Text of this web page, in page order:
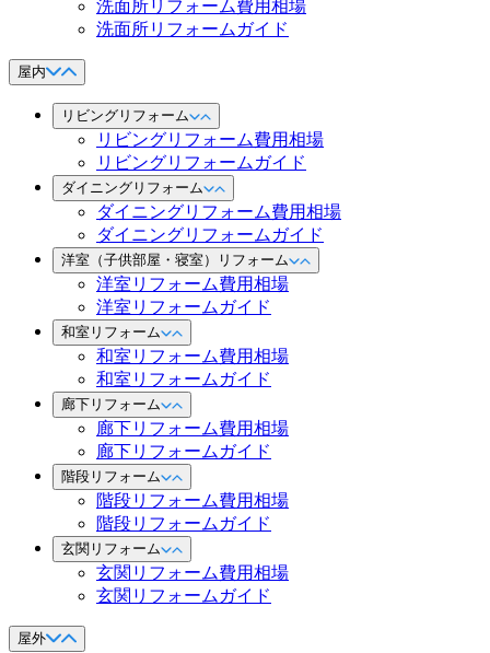
洗面所リフォーム費用相場
洗面所リフォームガイド
屋内
リビングリフォーム
リビングリフォーム費用相場
リビングリフォームガイド
ダイニングリフォーム
ダイニングリフォーム費用相場
ダイニングリフォームガイド
洋室（子供部屋・寝室）リフォーム
洋室リフォーム費用相場
洋室リフォームガイド
和室リフォーム
和室リフォーム費用相場
和室リフォームガイド
廊下リフォーム
廊下リフォーム費用相場
廊下リフォームガイド
階段リフォーム
階段リフォーム費用相場
階段リフォームガイド
玄関リフォーム
玄関リフォーム費用相場
玄関リフォームガイド
屋外